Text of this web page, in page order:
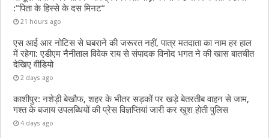
:”पिता के हिस्से के दस मिनट”
21 hours ago
एस आई आर नोटिस से घबराने की जरूरत नहीं, पात्र मतदाता का नाम हर हाल
में रहेगा: एडीएम नैनीताल विवेक राय से संपादक विनोद भगत ने की खास बातचीत
देखिए वीडियो
2 days ago
काशीपुर: नशेड़ी बेखौफ, शहर के भीतर सड़कों पर खड़े बेतरतीब वाहन से जाम,
गश्त के बजाय उपलब्धियों की प्रेस विज्ञप्तियां जारी कर खुश होती पुलिस
4 days ago